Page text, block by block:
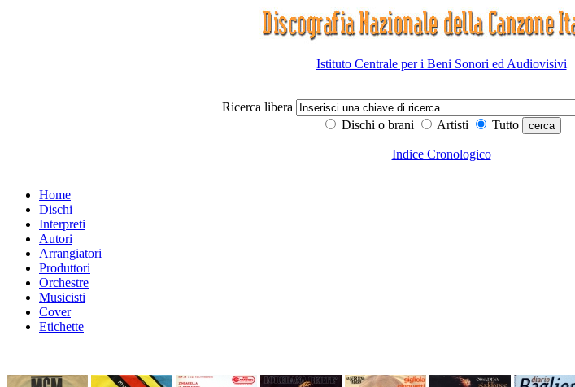
Istituto Centrale per i Beni Sonori ed Audiovisivi
Ricerca libera
Dischi o brani
Artisti Tutto
Indice Cronologico
Home
Dischi
Interpreti
Autori
Arrangiatori
Produttori
Orchestre
Musicisti
Cover
Etichette